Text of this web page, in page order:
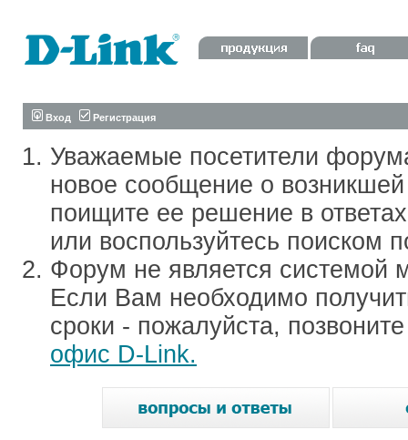
Вход Регистрация
Уважаемые посетители
новое сообщение о
поищите ее решение в
или воспользуйтесь поиском
Форум не является системой
Если Вам необходимо
сроки - пожалуйста,
офис D-Link.